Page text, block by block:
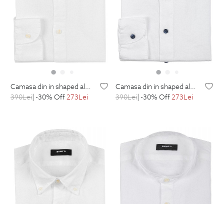
camasa din in shaped alba uni
390Lei | -30% Off273Lei
camasa din in shaped alba uni
390Lei | -30% Off273Lei